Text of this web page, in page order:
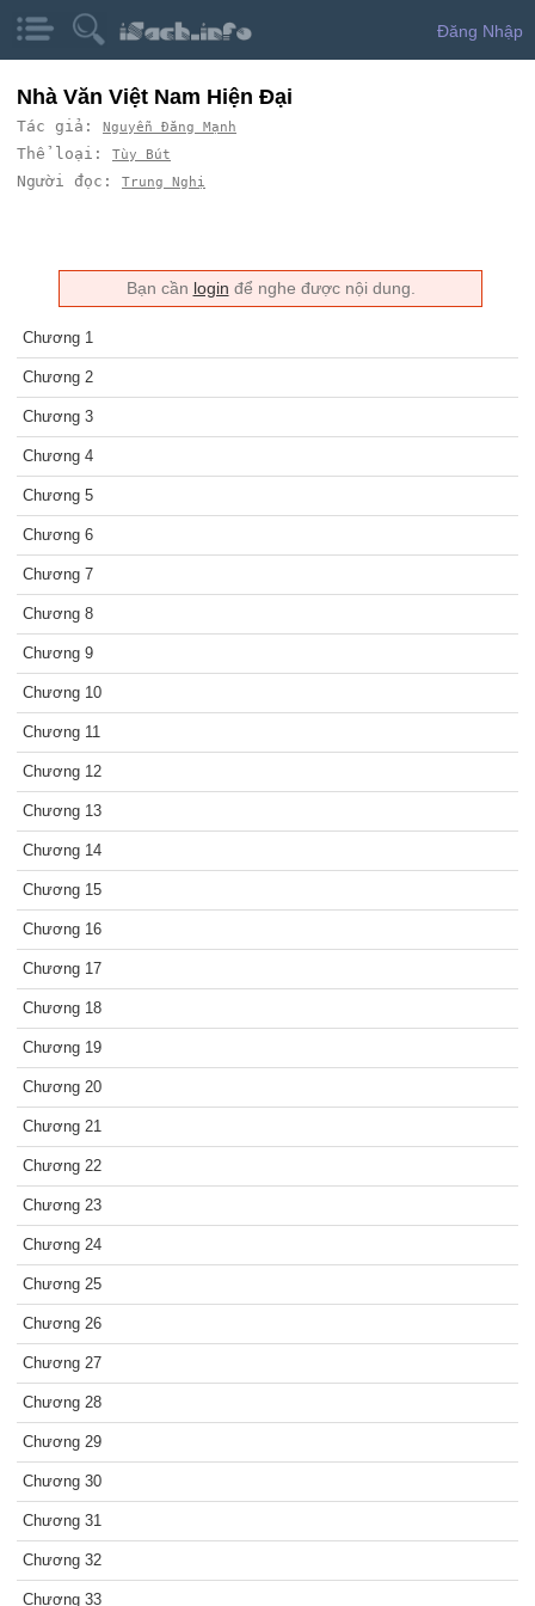
Đăng Nhập
Nhà Văn Việt Nam Hiện Đại
Tác giả: Nguyễn Đăng Mạnh
Thể loại: Tùy Bút
Người đọc: Trung Nghị
Bạn cần login để nghe được nội dung.
Chương 1
Chương 2
Chương 3
Chương 4
Chương 5
Chương 6
Chương 7
Chương 8
Chương 9
Chương 10
Chương 11
Chương 12
Chương 13
Chương 14
Chương 15
Chương 16
Chương 17
Chương 18
Chương 19
Chương 20
Chương 21
Chương 22
Chương 23
Chương 24
Chương 25
Chương 26
Chương 27
Chương 28
Chương 29
Chương 30
Chương 31
Chương 32
Chương 33